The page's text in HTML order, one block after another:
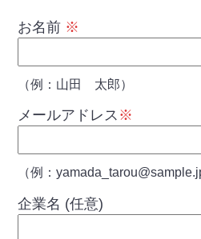
お名前 ※
（例：山田 太郎）
メールアドレス ※
（例：
企業名 (任意)